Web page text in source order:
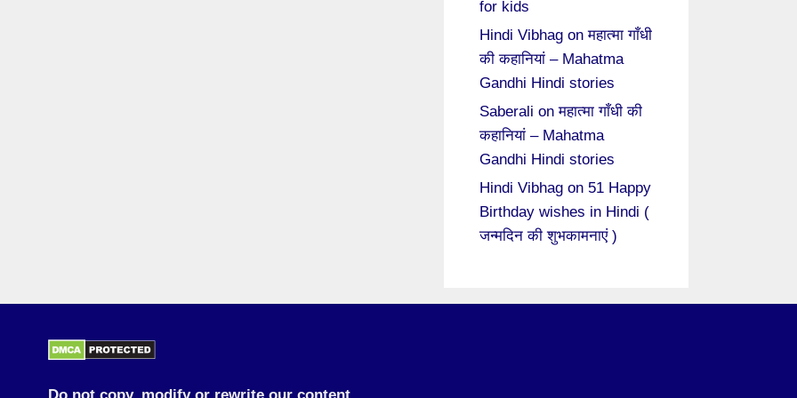
for kids
Hindi Vibhag onमहात्मा गाँधी
की कहानियां – Mahatma
Gandhi Hindi stories
Saberali onमहात्मा गाँधी की
कहानियां – Mahatma
Gandhi Hindi stories
Hindi Vibhag on 51 Happy
Birthday wishes in Hindi (
जन्मदिन की शुभकामनाएं )